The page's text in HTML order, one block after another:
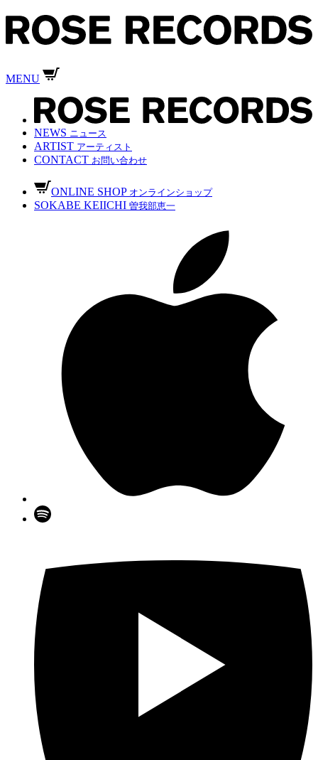
MENU
NEWS ニュース
ARTIST アーティスト
CONTACT お問い合わせ
ONLINE SHOP オンラインショップ
SOKABE KEIICHI 曽我部恵一